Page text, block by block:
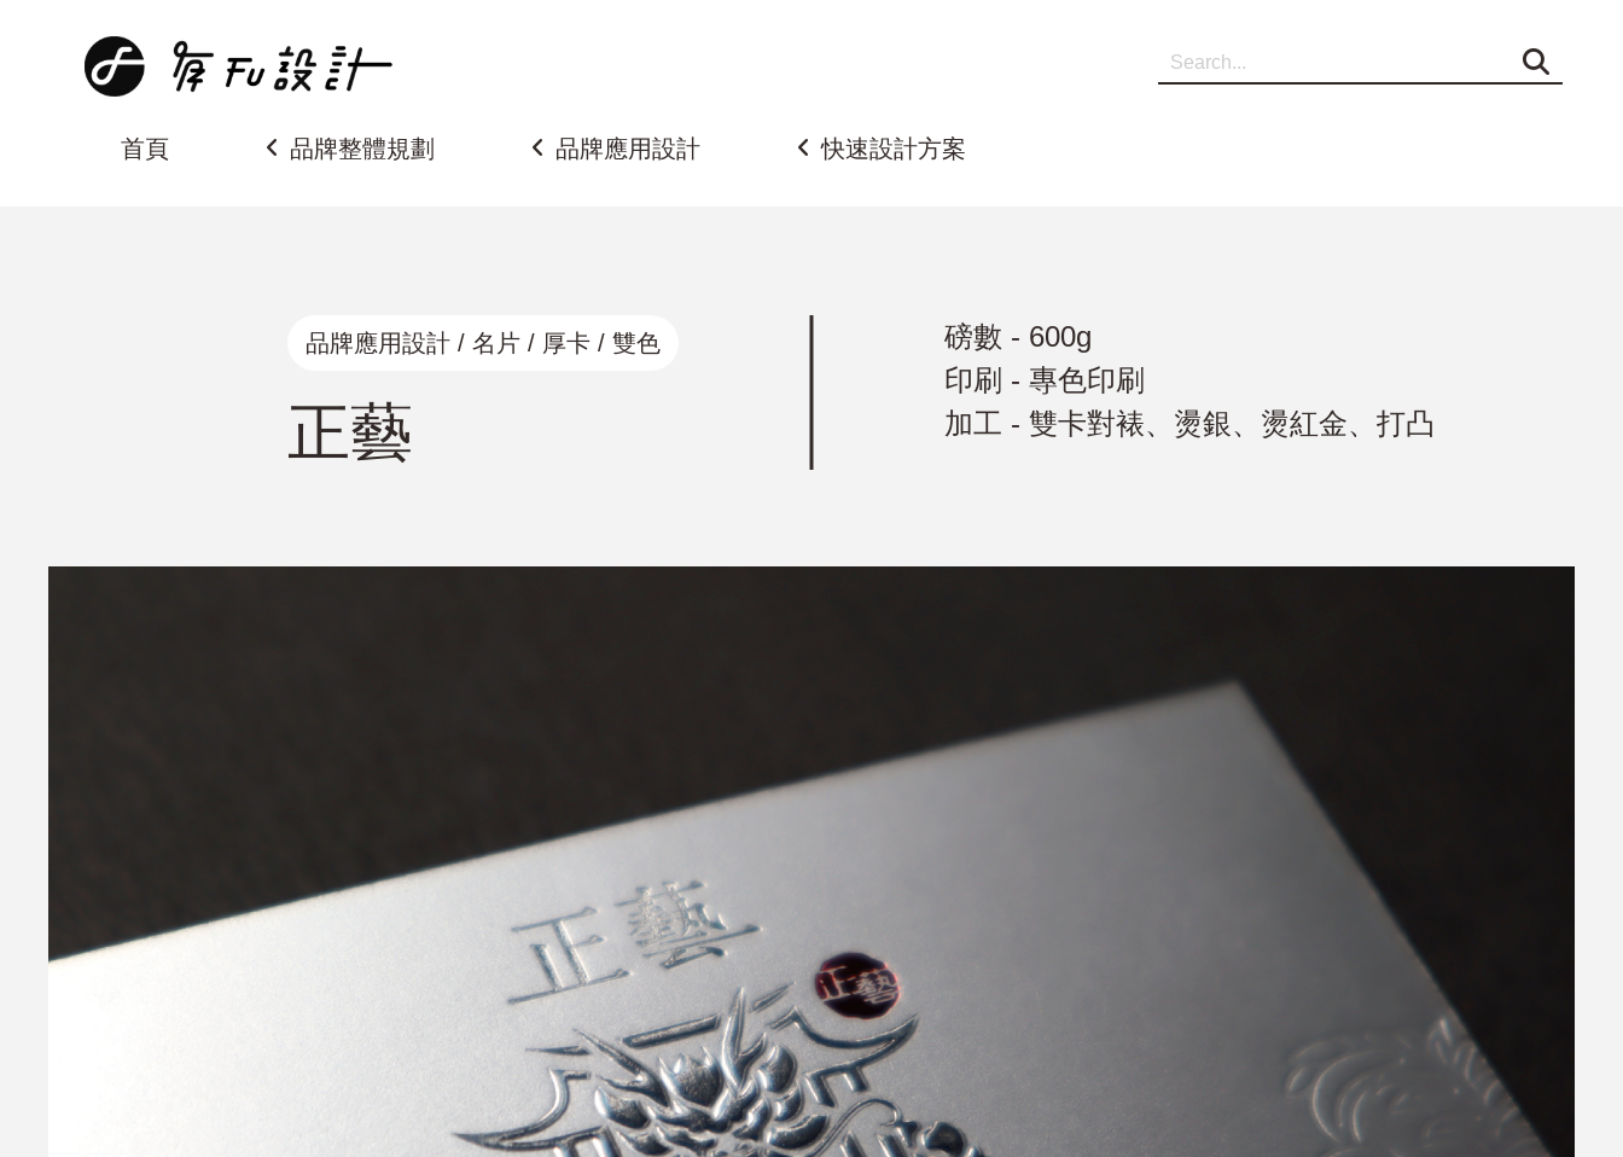
首頁 品牌整體規劃 品牌應用設計 快速設計方案
品牌應用設計 / 名片 / 厚卡 / 雙色
正藝
磅數 - 600g
印刷 - 專色印刷
加工 - 雙卡對裱、燙銀、燙紅金、打凸